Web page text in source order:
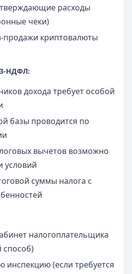
расходы
чеки)
продажи криптовалюты
НДФЛ:
дохода требует особой
базы проводится по
вычетов возможно
условий
суммы налога с
налогоплательщика
инспекцию (если требуется